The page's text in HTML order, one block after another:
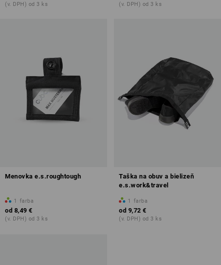
(v. DPH) od 3 ks (v. DPH) od 3 ks
Menovka e.s.roughtough
1 farba
od 8,49 €
(v. DPH) od 3 ks
Taška na obuv a bielizeň
e.s.work&travel
1 farba
od 9,72 €
(v. DPH) od 3 ks